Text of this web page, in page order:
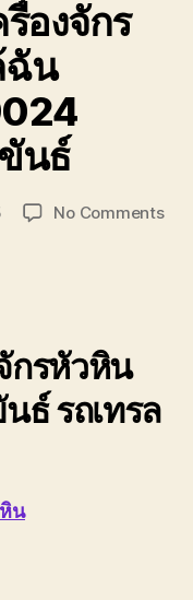
องจักร
ฉัน
นธ์
No Commentson
กรหัวหิน
ธ์ รถเทรล
น